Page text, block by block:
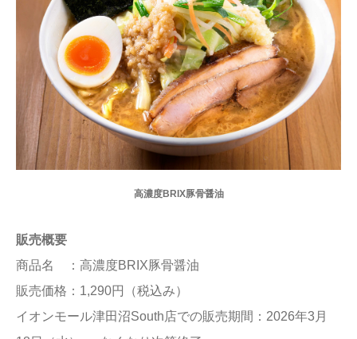
高濃度BRIX豚骨醤油
販売概要
商品名 ：高濃度BRIX豚骨醤油
販売価格：1,290円（税込み）
イオンモール津田沼South店での販売期間：2026年3月